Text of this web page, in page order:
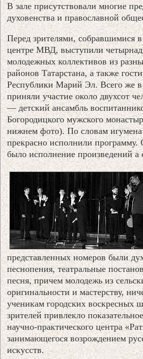
В зале присутствовали многие
духовенства и православной
Перед зрителями, собравшимися
центре МВД, выступили
молодежных коллективов из
районов Татарстана, а также
Республики Марий Эл. Всего же
приняли участие около двухсот
— детский ансамбль
Богородицкого мужского
нижнем фото). По словам игумена
прекрасно исполнили
было исполнение произведений a
представленных номеров были
песнопения, театральные
песня, причем молодежь из
оригинальности и мастерству,
ученикам городских воскресных
зрителей привлекло
научно-практического центра
занимающегося возрождением
искусств.